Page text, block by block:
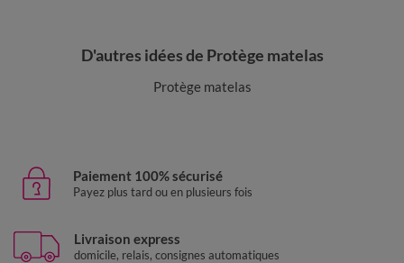
D'autres idées de Protège matelas
Protège matelas
Paiement 100% sécurisé
Payez plus tard ou en plusieurs fois
Livraison express
domicile, relais, consignes automatiques